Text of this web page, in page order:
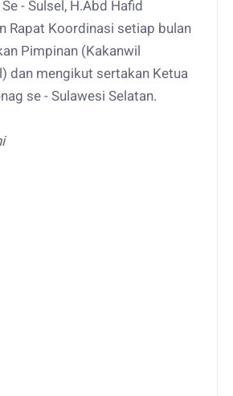
- Sulsel, H.Abd Hafid
Rapat Koordinasi setiap bulan
Pimpinan (Kakanwil
dan mengikut sertakan Ketua
se - Sulawesi Selatan.